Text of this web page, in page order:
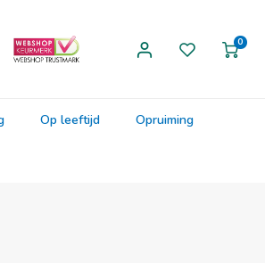
0
Op leeftijd Opruiming